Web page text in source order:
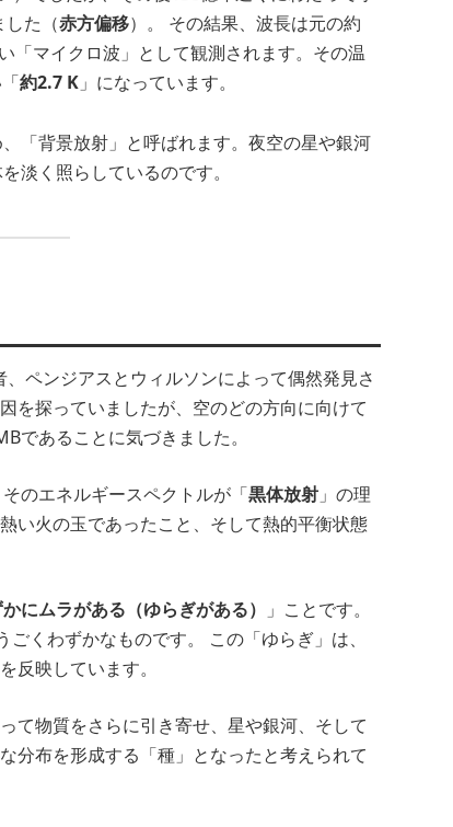
た（赤方偏移）。 その結果、波長は元の約
「マイクロ波」として観測されます。その温
約2.7 K」になっています。
「背景放射」と呼ばれます。夜空の星や銀河
淡く照らしているのです。
ペンジアスとウィルソンによって偶然発見さ
を探っていましたが、空のどの方向に向けて
であることに気づきました。
のエネルギースペクトルが「黒体放射」の理
い火の玉であったこと、そして熱的平衡状態
にムラがある（ゆらぎがある）
」ことです。
くわずかなものです。 この「ゆらぎ」は、
反映しています。
て物質をさらに引き寄せ、星や銀河、そして
分布を形成する「種」となったと考えられて